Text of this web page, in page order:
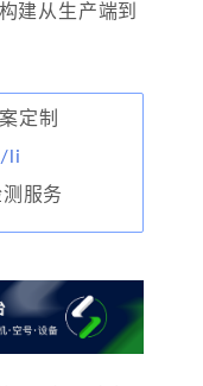
建从生产端到
定制
li
服务